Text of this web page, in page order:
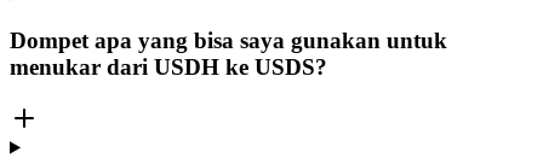
Dompet apa yang bisa saya gunakan untuk
menukar dari USDH ke USDS?